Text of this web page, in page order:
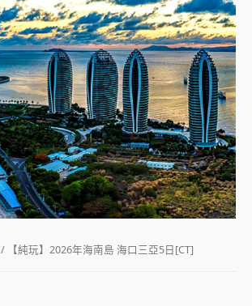
/ 【純玩】2026年海南島 海口三亞5日[CT]